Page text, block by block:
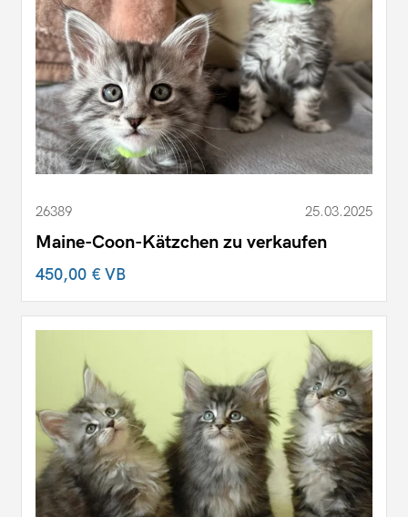
26389 25.03.2025
Maine-Coon-Kätzchen zu verkaufen
450,00 €VB